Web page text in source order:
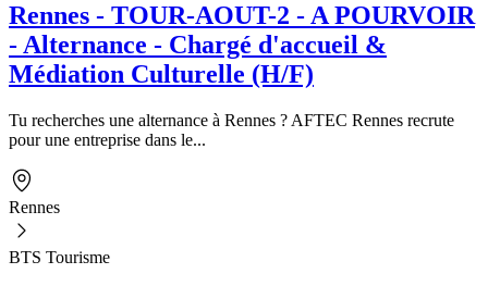
Rennes - TOUR-AOUT-2 - A POURVOIR
- Alternance - Chargé d'accueil &
Médiation Culturelle (H/F)
Tu recherches une alternance à Rennes ? AFTEC Rennes recrute
pour une entreprise dans le...
Rennes
BTS Tourisme